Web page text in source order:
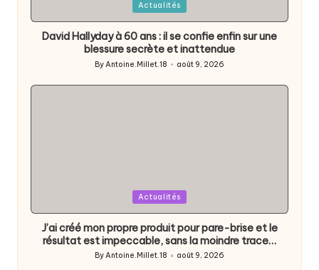
in
Actualités
David Hallyday à 60 ans : il se confie enfin sur une
blessure secrète et inattendue
Posted
By Antoine.Millet.18 août 9, 2026
in
Actualités
J’ai créé mon propre produit pour pare-brise et le
résultat est impeccable, sans la moindre trace…
Posted
ByAntoine.Millet.18 août 9, 2026